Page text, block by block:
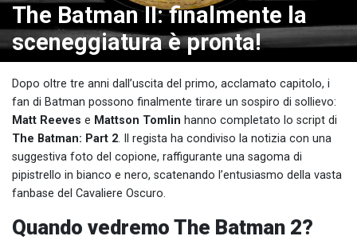
The Batman II: finalmente la
sceneggiatura è pronta!
Dopo oltre tre anni dall’uscita del primo, acclamato capitolo, i
fan di Batman possono finalmente tirare un sospiro di sollievo:
Matt Reeves e Mattson Tomlin hanno completato lo script di
The Batman: Part 2. Il regista ha condiviso la notizia con una
suggestiva foto del copione, raffigurante una sagoma di
pipistrello in bianco e nero, scatenando l’entusiasmo della vasta
fanbase del Cavaliere Oscuro.
Quando vedremo The Batman 2?